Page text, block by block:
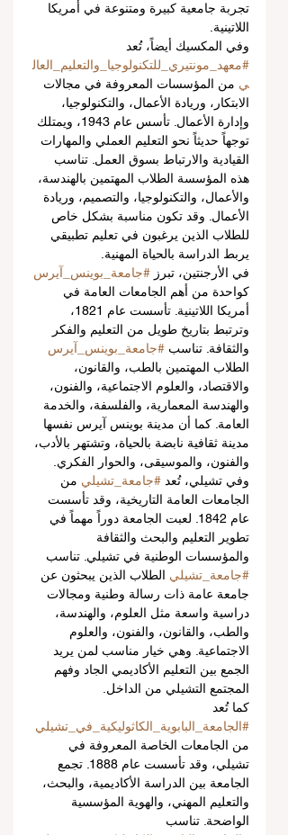
تجربة جامعية كبيرة ومتنوعة في أمريكا
اللاتينية.
وفي المكسيك أيضاً، تُعد
#معهد_مونتيري_للتكنولوجيا_والتعليم_العال
ي من المؤسسات المعروفة في مجالات
الابتكار، وريادة الأعمال، والتكنولوجيا،
وإدارة الأعمال. تأسس عام 1943، ويمتلك
توجهاً حديثاً نحو التعليم العملي والمهارات
القيادية والارتباط بسوق العمل. تناسب
هذه المؤسسة الطلاب المهتمين بالهندسة،
والأعمال، والتكنولوجيا، والتصميم، وريادة
الأعمال. وقد تكون مناسبة بشكل خاص
للطلاب الذين يرغبون في تعليم تطبيقي
يربط الدراسة بالحياة المهنية.
في الأرجنتين، تبرز #جامعة_بوينس_آيرس
كواحدة من أهم الجامعات العامة في
أمريكا اللاتينية. تأسست عام 1821،
وترتبط بتاريخ طويل من التعليم والفكر
والثقافة. تناسب #جامعة_بوينس_آيرس
الطلاب المهتمين بالطب، والقانون،
والاقتصاد، والعلوم الاجتماعية، والفنون،
والهندسة المعمارية، والفلسفة، والخدمة
العامة. كما أن مدينة بوينس آيرس نفسها
مدينة ثقافية نابضة بالحياة، وتشتهر بالأدب،
والفنون، والموسيقى، والحوار الفكري.
وفي تشيلي، تُعد #جامعة_تشيلي من
الجامعات العامة التاريخية، وقد تأسست
عام 1842. لعبت الجامعة دوراً مهماً في
تطوير التعليم والبحث والثقافة
والمؤسسات الوطنية في تشيلي. تناسب
#جامعة_تشيلي الطلاب الذين يبحثون عن
جامعة عامة ذات رسالة وطنية ومجالات
دراسية واسعة مثل العلوم، والهندسة،
والطب، والقانون، والفنون، والعلوم
الاجتماعية. وهي خيار مناسب لمن يريد
الجمع بين التعليم الأكاديمي الجاد وفهم
المجتمع التشيلي من الداخل.
كما تُعد
#الجامعة_البابوية_الكاثوليكية_في_تشيلي
من الجامعات الخاصة المعروفة في
تشيلي، وقد تأسست عام 1888. تجمع
الجامعة بين الدراسة الأكاديمية، والبحث،
والتعليم المهني، والهوية المؤسسية
الواضحة. تناسب